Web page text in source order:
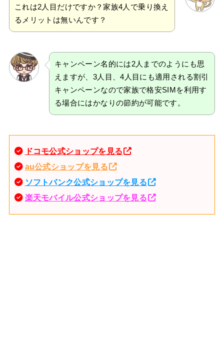
これは2人目だけですか？家族4人で乗り換え
るメリットは無いんです？
キャンペーン名的には2人までのようにも思
えますが、3人目、4人目にも適用される割引
キャンペーンなので家族で格安SIMを利用す
る場合にはかなりの節約が可能です。
ドコモ公式ショップを見る
au公式ショップを見る
ソフトバンク公式ショップを見る
楽天モバイル公式ショップを見る